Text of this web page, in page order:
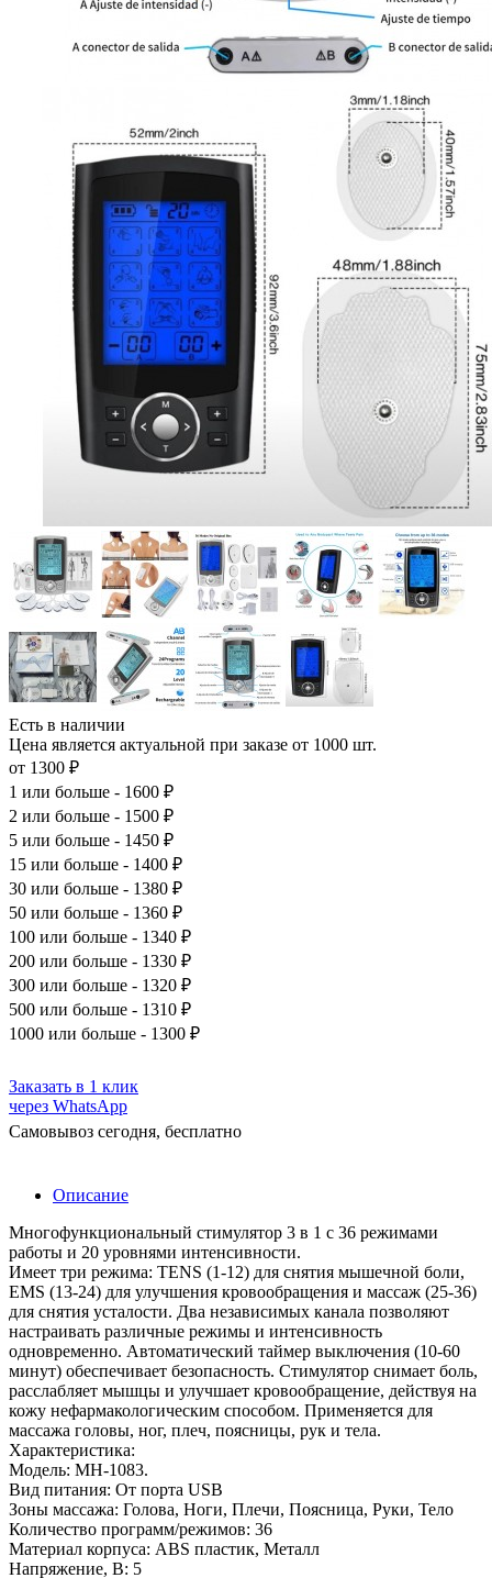
Есть в наличии
Цена является актуальной при заказе от 1000 шт.
от 1300 ₽
1 или больше - 1600 ₽
2 или больше - 1500 ₽
5 или больше - 1450 ₽
15 или больше - 1400 ₽
30 или больше - 1380 ₽
50 или больше - 1360 ₽
100 или больше - 1340 ₽
200 или больше - 1330 ₽
300 или больше - 1320 ₽
500 или больше - 1310 ₽
1000 или больше - 1300 ₽
Заказать в 1 клик
через WhatsApp
Самовывоз сегодня, бесплатно
Описание
Многофункциональный стимулятор 3 в 1 с 36 режимами
работы и 20 уровнями интенсивности.
Имеет три режима: TENS (1-12) для снятия мышечной боли,
EMS (13-24) для улучшения кровообращения и массаж (25-36)
для снятия усталости. Два независимых канала позволяют
настраивать различные режимы и интенсивность
одновременно. Автоматический таймер выключения (10-60
минут) обеспечивает безопасность. Стимулятор снимает боль,
расслабляет мышцы и улучшает кровообращение, действуя на
кожу нефармакологическим способом. Применяется для
массажа головы, ног, плеч, поясницы, рук и тела.
Характеристика:
Модель: MH-1083.
Вид питания: От порта USB
Зоны массажа: Голова, Ноги, Плечи, Поясница, Руки, Тело
Количество программ/режимов: 36
Материал корпуса: ABS пластик, Металл
Напряжение, В: 5